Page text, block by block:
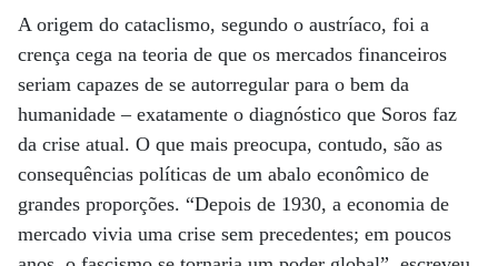
A origem do cataclismo, segundo o austríaco, foi a
crença cega na teoria de que os mercados financeiros
seriam capazes de se autorregular para o bem da
humanidade – exatamente o diagnóstico que Soros faz
da crise atual. O que mais preocupa, contudo, são as
consequências políticas de um abalo econômico de
grandes proporções. “Depois de 1930, a economia de
mercado vivia uma crise sem precedentes; em poucos